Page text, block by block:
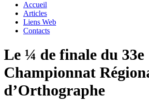
Accueil
Articles
Liens Web
Contacts
Le ¼ de finale du 33e
Championnat
d’Orthographe